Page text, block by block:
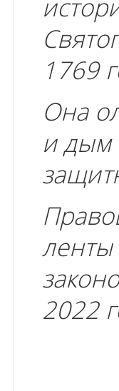
и
1769
Она
и дым
ленты
2022